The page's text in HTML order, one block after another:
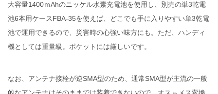
大容量1400ｍAhのニッケル水素充電池を使用し、別売の単3乾電
池6本用ケースFBA-35を使えば、どこでも手に入りやすい単3乾電
池で運用できるので、災害時の心強い味方にも。ただ、ハンディ
機としては重量級。ポケットには厳しいです。
なお、アンテナ接栓が逆SMA型のため、通常SMA型が主流の一般
的なアンテナはそのままでは装着できないので、オス⇔メス変換